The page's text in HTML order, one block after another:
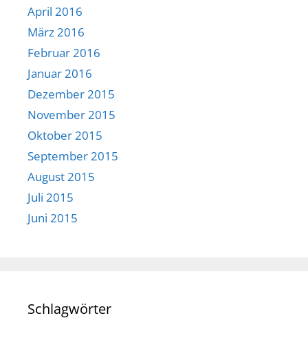
April 2016
März 2016
Februar 2016
Januar 2016
Dezember 2015
November 2015
Oktober 2015
September 2015
August 2015
Juli 2015
Juni 2015
Schlagwörter